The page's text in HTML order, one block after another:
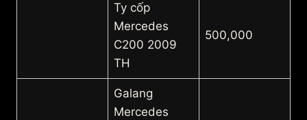
Ty cốp
Mercedes
C200 2009
TH
500,000
Galang
Mercedes